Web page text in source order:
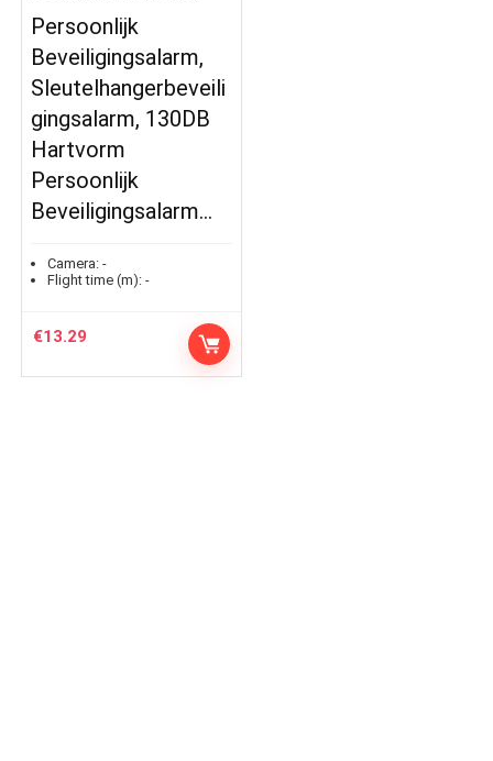
Persoonlijk
Beveiligingsalarm,
Sleutelhangerbeveili
gingsalarm, 130DB
Hartvorm
Persoonlijk
Beveiligingsalarm…
Camera: -
Flight time (m): -
€13.29